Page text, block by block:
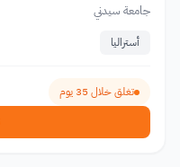
جامعة سيدني
أستراليا
تغلق خلال 35 يوم